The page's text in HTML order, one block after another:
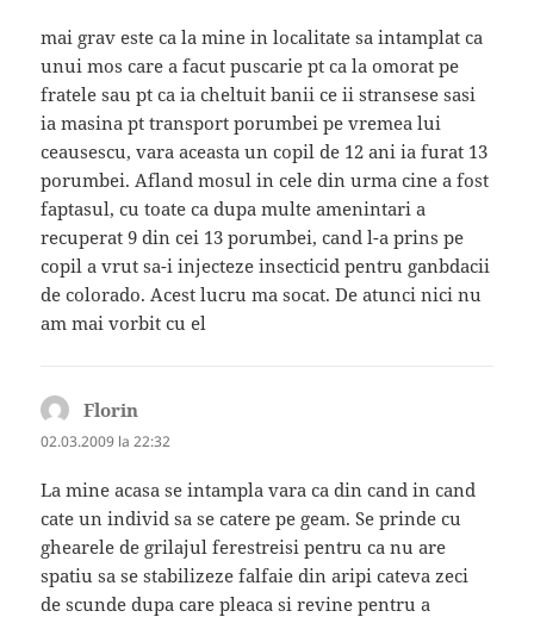
mai grav este ca la mine in localitate sa intamplat ca
unui mos care a facut puscarie pt ca la omorat pe
fratele sau pt ca ia cheltuit banii ce ii stransese sasi
ia masina pt transport porumbei pe vremea lui
ceausescu, vara aceasta un copil de 12 ani ia furat 13
porumbei. Afland mosul in cele din urma cine a fost
faptasul, cu toate ca dupa multe amenintari a
recuperat 9 din cei 13 porumbei, cand l-a prins pe
copil a vrut sa-i injecteze insecticid pentru ganbdacii
de colorado. Acest lucru ma socat. De atunci nici nu
am mai vorbit cu el
Florin
02.03.2009 la 22:32
La mine acasa se intampla vara ca din cand in cand
cate un individ sa se catere pe geam. Se prinde cu
ghearele de grilajul ferestreisi pentru ca nu are
spatiu sa se stabilizeze falfaie din aripi cateva zeci
de scunde dupa care pleaca si revine pentru a